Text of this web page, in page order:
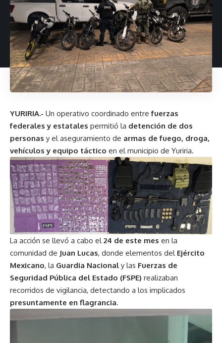
YURIRIA.- Un operativo coordinado entrefuerzas
federales y estatales permitió la detención de dos
personas y el aseguramiento de armas de fuego, droga,
vehículos y equipo táctico en el municipio de Yuriria.
La acción se llevó a cabo el24 de este mes en la
comunidad de Juan Lucas, donde elementos del Ejército
Mexicano, la Guardia Nacional y las Fuerzas de
Seguridad Pública del Estado (FSPE) realizaban
recorridos de vigilancia, detectando a los implicados
presuntamente en flagrancia.